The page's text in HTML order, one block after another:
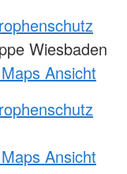
Wiesbaden
Ansicht
Ansicht